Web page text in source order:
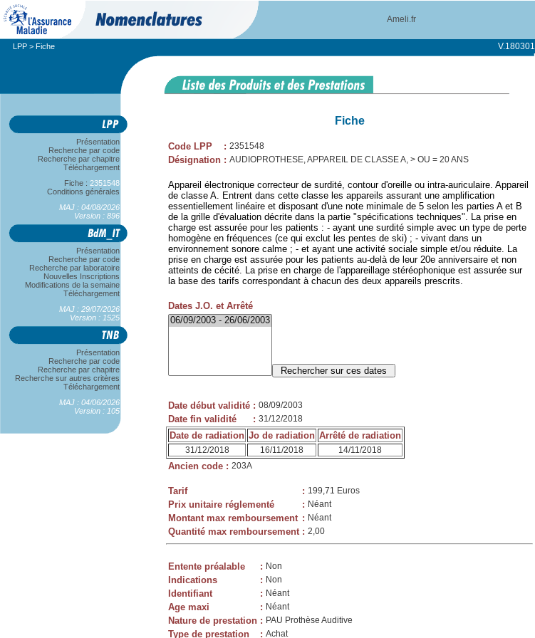
Ameli.fr
LPP > Fiche V.180301
Présentation
Recherche par code
Recherche par chapitre
Téléchargement
Fiche : 2351548
Conditions générales
MAJ : 04/08/2026
Version : 896
Présentation
Recherche par code
Recherche par laboratoire
Nouvelles Inscriptions
Modifications de la semaine
Téléchargement
MAJ : 29/07/2026
Version : 1525
Présentation
Recherche par code
Recherche par chapitre
Recherche sur autres critères
Téléchargement
MAJ : 04/06/2026
Version : 105
Fiche
Code LPP : 2351548
Désignation : AUDIOPROTHESE, APPAREIL DE CLASSE A, > OU = 20 ANS
Appareil électronique correcteur de surdité, contour d'oreille ou intra-auriculaire. Appareil
de classe A. Entrent dans cette classe les appareils assurant une amplification
essentiellement linéaire et disposant d'une note minimale de 5 selon les parties A et B
de la grille d'évaluation décrite dans la partie "spécifications techniques". La prise en
charge est assurée pour les patients : - ayant une surdité simple avec un type de perte
homogène en fréquences (ce qui exclut les pentes de ski) ; - vivant dans un
environnement sonore calme ; - et ayant une activité sociale simple et/ou réduite. La
prise en charge est assurée pour les patients au-delà de leur 20e anniversaire et non
atteints de cécité. La prise en charge de l'appareillage stéréophonique est assurée sur
la base des tarifs correspondant à chacun des deux appareils prescrits.
Dates J.O. et Arrêté
Date début validité : 08/09/2003
Date fin validité : 31/12/2018
Date de radiation Jo de radiation Arrêté de radiation
31/12/2018 16/11/2018 14/11/2018
Ancien code : 203A
Tarif : 199,71 Euros
Prix unitaire réglementé : Néant
Montant max remboursement : Néant
Quantité max remboursement : 2,00
Entente préalable : Non
Indications : Non
Identifiant : Néant
Age maxi : Néant
Nature de prestation : PAU Prothèse Auditive
Type de prestation : Achat